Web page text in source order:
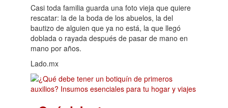
Casi toda familia guarda una foto vieja que quiere
rescatar: la de la boda de los abuelos, la del
bautizo de alguien que ya no está, la que llegó
doblada o rayada después de pasar de mano en
mano por años.
Lado.mx